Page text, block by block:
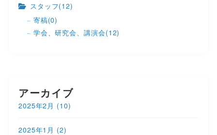
スタッフ(12)
寄稿(0)
学会、研究会、講演会(12)
アーカイブ
2025年2月 (10)
2025年1月 (2)